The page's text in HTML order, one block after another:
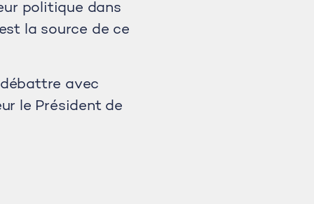
politique dans
la source de ce
avec
le Président de